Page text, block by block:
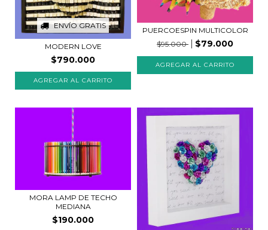
ENVÍO GRATIS
MODERN LOVE
$790.000
PUERCOESPIN MULTICOLOR
$95.000
$79.000
AGREGAR AL CARRITO
MORA LAMP DE TECHO
MEDIANA
$190.000